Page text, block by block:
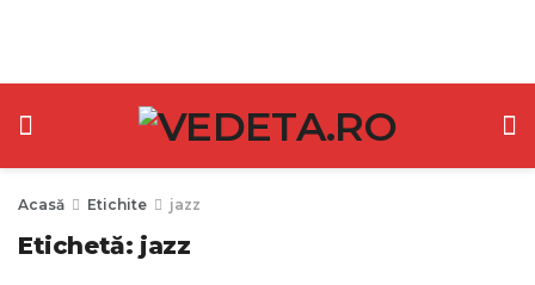
Acasă Etichite jazz
Etichetă: jazz